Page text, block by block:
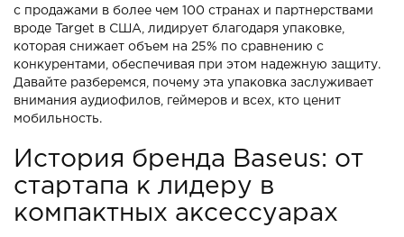
с продажами в более чем 100 странах и партнерствами
вроде Target в США, лидирует благодаря упаковке,
которая снижает объем на 25% по сравнению с
конкурентами, обеспечивая при этом надежную защиту.
Давайте разберемся, почему эта упаковка заслуживает
внимания аудиофилов, геймеров и всех, кто ценит
мобильность.
История бренда Baseus: от
стартапа к лидеру в
компактных аксессуарах